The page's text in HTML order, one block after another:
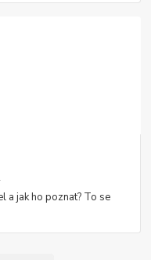
a jak ho poznat? To se